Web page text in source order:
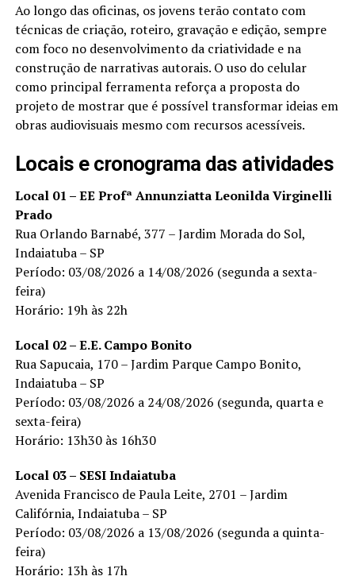
Ao longo das oficinas, os jovens terão contato com
técnicas de criação, roteiro, gravação e edição, sempre
com foco no desenvolvimento da criatividade e na
construção de narrativas autorais. O uso do celular
como principal ferramenta reforça a proposta do
projeto de mostrar que é possível transformar ideias em
obras audiovisuais mesmo com recursos acessíveis.
Locais e cronograma das atividades
Local 01 – EE Profª Annunziatta Leonilda Virginelli
Prado
Rua Orlando Barnabé, 377 – Jardim Morada do Sol,
Indaiatuba – SP
Período: 03/08/2026 a 14/08/2026 (segunda a sexta-
feira)
Horário: 19h às 22h
Local 02 – E.E. Campo Bonito
Rua Sapucaia, 170 – Jardim Parque Campo Bonito,
Indaiatuba – SP
Período: 03/08/2026 a 24/08/2026 (segunda, quarta e
sexta-feira)
Horário: 13h30 às 16h30
Local 03 – SESI Indaiatuba
Avenida Francisco de Paula Leite, 2701 – Jardim
Califórnia, Indaiatuba – SP
Período: 03/08/2026 a 13/08/2026 (segunda a quinta-
feira)
Horário: 13h às 17h